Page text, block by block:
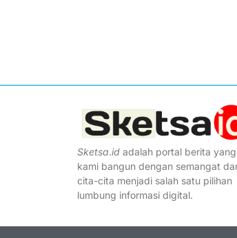
Sketsa.id adalah portal berita yang
kami bangun dengan semangat
cita-cita menjadi salah satu pilihan
lumbung informasi digital.